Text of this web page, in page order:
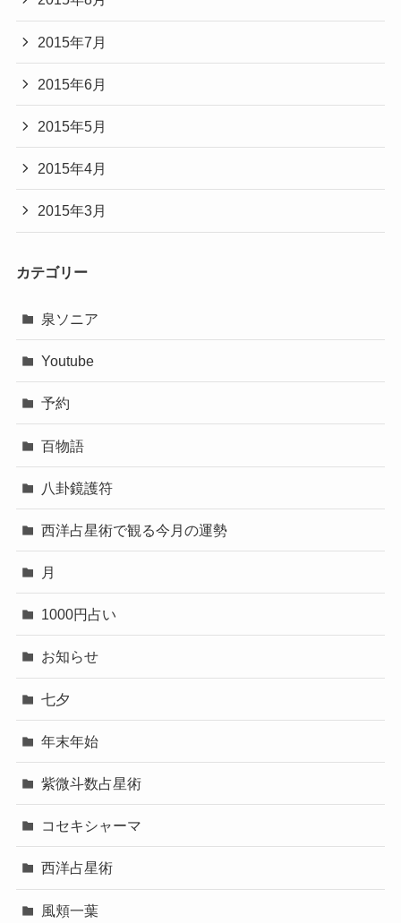
2015年7月
2015年6月
2015年5月
2015年4月
2015年3月
カテゴリー
泉ソニア
Youtube
予約
百物語
八卦鏡護符
西洋占星術で観る今月の運勢
月
1000円占い
お知らせ
七夕
年末年始
紫微斗数占星術
コセキシャーマ
西洋占星術
風頬一葉